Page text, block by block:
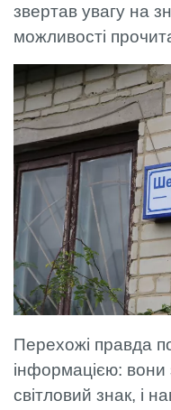
звертав увагу на
можливості
Перехожі правда
інформацією: вони
світловий знак, і